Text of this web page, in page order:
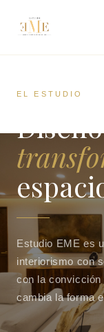
EL ESTUDIO
Estudio EME es
interiorismo con
con la convicción
cambia la forma